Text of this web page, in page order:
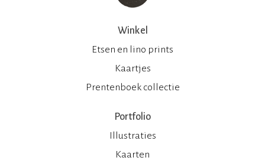
Winkel
Etsen en lino prints
Kaartjes
Prentenboek collectie
Portfolio
Illustraties
Kaarten